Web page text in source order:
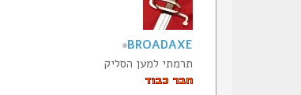
BROADAXE
תרמתי למען הסליק